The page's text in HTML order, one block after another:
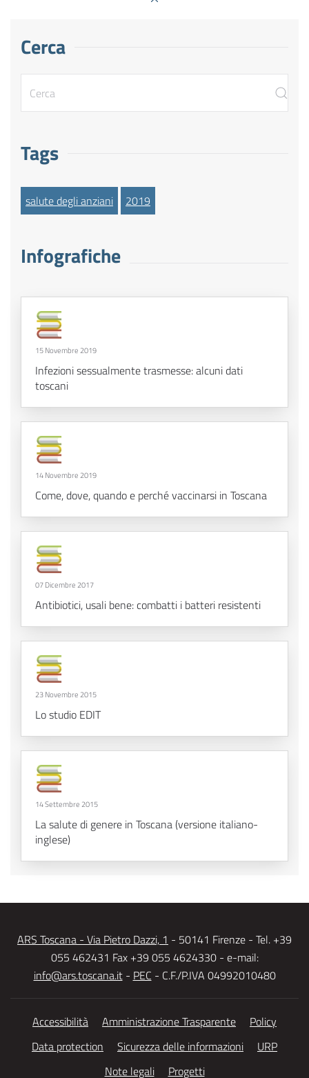
Cerca
Tags
salute degli anziani 2019
Infografiche
15 Novembre 2019
Infezioni sessualmente trasmesse: alcuni dati
toscani
14 Novembre 2019
Come, dove, quando e perché vaccinarsi in Toscana
07 Dicembre 2017
Antibiotici, usali bene: combatti i batteri resistenti
23 Novembre 2015
Lo studio EDIT
14 Settembre 2015
La salute di genere in Toscana (versione italiano-
inglese)
ARS Toscana - Via Pietro Dazzi, 1 - 50141 Firenze - Tel. +39
055 462431 Fax +39 055 4624330 - e-mail:
info@ars.toscana.it- PEC - C.F./P.IVA 04992010480
Accessibilità Amministrazione Trasparente
Policy
Data protection
Sicurezza delle informazioni
URP
Note legali
Progetti